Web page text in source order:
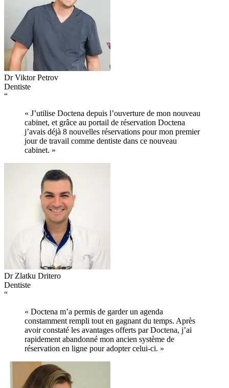
Dr Viktor Petrov
Dentiste
“
« J’utilise Doctena depuis l’ouverture de mon nouveau
cabinet, et grâce au portail de réservation Doctena
j’avais déjà 8 nouvelles réservations pour mon premier
jour de travail comme dentiste dans ce nouveau
cabinet. »
Dr Zlatku Dritero
Dentiste
“
« Doctena m’a permis de garder un agenda
constamment rempli tout en gagnant du temps. Après
avoir constaté les avantages offerts par Doctena, j’ai
rapidement abandonné mon ancien système de
réservation en ligne pour adopter celui-ci. »